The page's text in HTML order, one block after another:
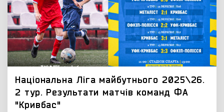
Національна Ліга майбутнього 2025\26.
2 тур. Результати матчів команд ФА
"Кривбас"